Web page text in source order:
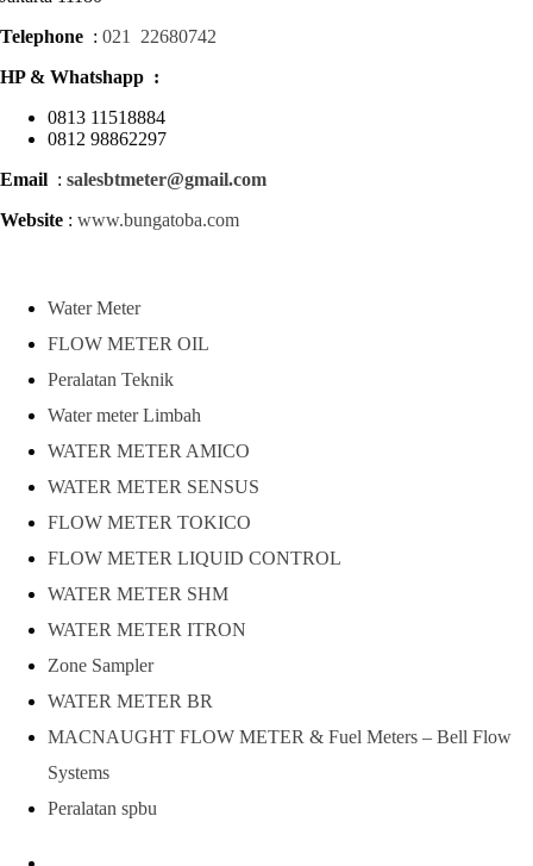
Telephone : 021 22680742
HP & Whatshapp :
0813 11518884
0812 98862297
Email : salesbtmeter@gmail.com
Website : www.bungatoba.com
Water Meter
FLOW METER OIL
Peralatan Teknik
Water meter Limbah
WATER METER AMICO
WATER METER SENSUS
FLOW METER TOKICO
FLOW METER LIQUID CONTROL
WATER METER SHM
WATER METER ITRON
Zone Sampler
WATER METER BR
MACNAUGHT FLOW METER & Fuel Meters – Bell Flow
Systems
Peralatan spbu